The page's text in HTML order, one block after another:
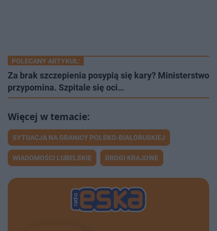
POLECANY ARTYKUŁ:
Za brak szczepienia posypią się kary? Ministerstwo
przypomina. Szpitale się oci…
SYTUACJA NA GRANICY POLSKO-BIAŁORUSKIEJ
WIADOMOŚCI LUBELSKIE DROGI KRAJOWE